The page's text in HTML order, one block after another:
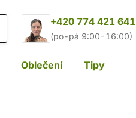
+420 774 421 641
(po-pá 9:00-16:00)
Oblečení Tipy